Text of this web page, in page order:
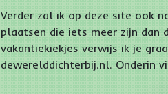
Verder zal ik op deze site ook
plaatsen die iets meer zijn dan
vakantiekiekjes verwijs ik je
dewerelddichterbij.nl. Onderin